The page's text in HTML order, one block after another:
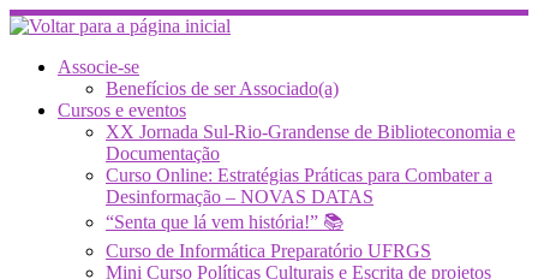
Skip
to
contentAssocie-se
Benefícios de ser Associado(a)
Cursos e eventos
XX Jornada Sul-Rio-Grandense de Biblioteconomia e
Documentação
Curso Online: Estratégias Práticas para Combater a
Desinformação – NOVAS DATAS
“Senta que lá vem história!” 📚
Curso de Informática Preparatório UFRGS
Mini Curso Políticas Culturais e Escrita de projetos